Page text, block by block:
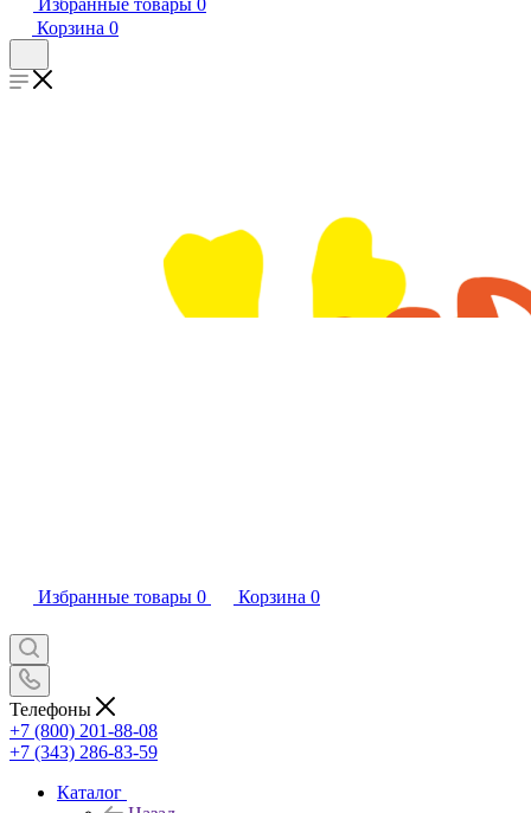
Избранные товары 0
Корзина 0
Избранные товары 0 Корзина 0
Телефоны
+7 (800) 201-88-08
+7 (343) 286-83-59
Каталог